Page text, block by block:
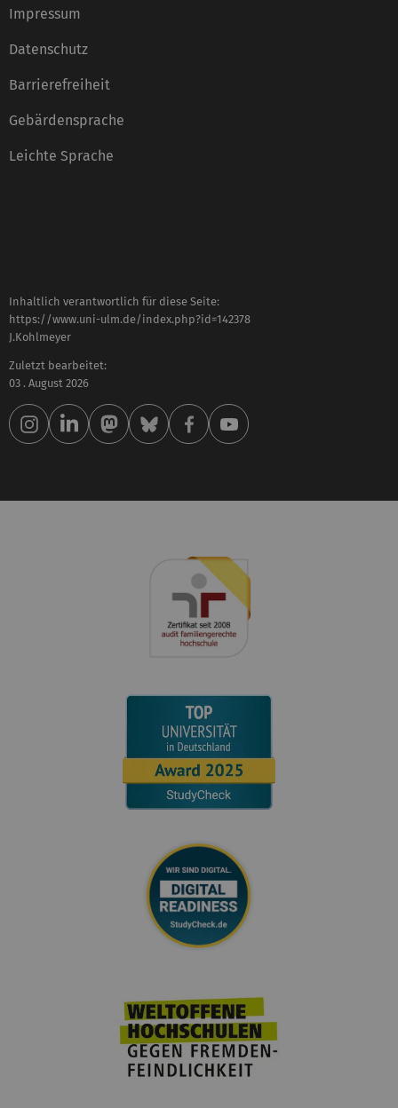
Impressum
Datenschutz
Barrierefreiheit
Gebärdensprache
Leichte Sprache
Inhaltlich verantwortlich für diese Seite:
https://www.uni-ulm.de/index.php?id=142378
J.Kohlmeyer
Zuletzt bearbeitet:
03 . August 2026